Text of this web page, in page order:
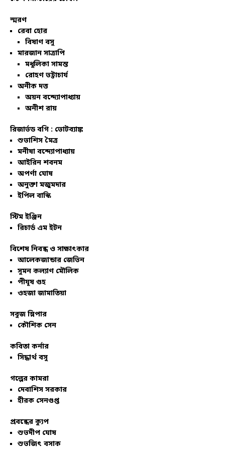
স্মরণ
রেবা হোর
বিষাণ বসু
মারজান সাত্রাপি
মধুলিকা সামন্ত
রোহণ ভট্টাচার্য
অনীক দত্ত
অয়ন বন্দ্যোপাধ্যায়
অনীশ রায়
রিজার্ভড বগি : ভোটব্যাঙ্ক
শুভাশিস মৈত্র
মনীষা বন্দ্যোপাধ্যায়
আইরিন শবনম
অপর্ণা ঘোষ
অনুক্তা মজুমদার
ইপিল বাস্কি
স্টিম ইঞ্জিন
রিচার্ড এম ইটন
বিশেষ নিবন্ধ ও সাক্ষাৎকার
আলেকজান্ডার জেভিন
সুমন কল্যাণ মৌলিক
পীযূষ গুহ
ওহজা জামাতিয়া
সবুজ স্লিপার
কৌশিক সেন
কবিতা কর্নার
সিদ্ধার্থ বসু
গল্পের কামরা
দেবাশিস সরকার
হীরক সেনগুপ্ত
প্রবন্ধের ক্যুপ
শুভদীপ ঘোষ
শুভজিৎ বসাক